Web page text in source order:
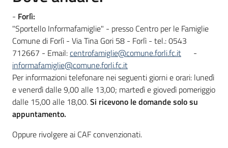
- Forlì:
"Sportello Informafamiglie" - presso Centro per le Famiglie
Comune di Forlì - Via Tina Gori 58 - Forlì - tel.: 0543
712667 - Email:centrofamiglie@comune.forli.fc.it
-
informafamiglie@comune.forli.fc.it
Per informazioni telefonare nei seguenti giorni e orari: lunedì
e venerdì dalle 9,00 alle 13,00; martedì e giovedì pomeriggio
dalle 15,00 alle 18,00.Si ricevono le domande solo su
appuntamento.
Oppure rivolgere ai CAF convenzionati.